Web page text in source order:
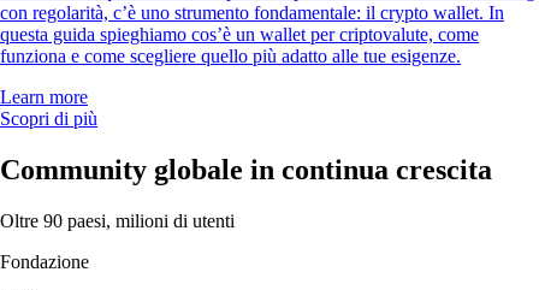
con regolarità, c’è uno strumento fondamentale: il crypto wallet. In
questa guida spieghiamo cos’è un wallet per criptovalute, come
funziona e come scegliere quello più adatto alle tue esigenze.
Learn more
Scopri di più
Community globale in continua crescita
Oltre 90 paesi, milioni di utenti
Fondazione